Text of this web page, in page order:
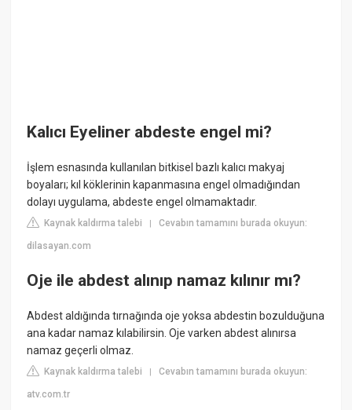
Kalıcı Eyeliner abdeste engel mi?
İşlem esnasında kullanılan bitkisel bazlı kalıcı makyaj
boyaları; kıl köklerinin kapanmasına engel olmadığından
dolayı uygulama, abdeste engel olmamaktadır.
Kaynak kaldırma talebi |Cevabın tamamını burada okuyun:
dilasayan.com
Oje ile abdest alınıp namaz kılınır mı?
Abdest aldığında tırnağında oje yoksa abdestin bozulduğuna
ana kadar namaz kılabilirsin. Oje varken abdest alınırsa
namaz geçerli olmaz.
Kaynak kaldırma talebi |Cevabın tamamını burada okuyun:
atv.com.tr